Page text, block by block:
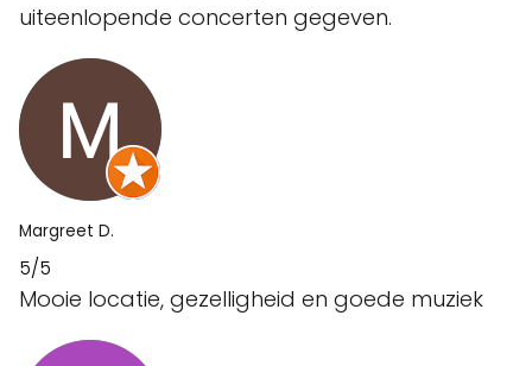
uiteenlopende concerten gegeven.
Margreet D.
5/5
Mooie locatie, gezelligheid en goede muziek